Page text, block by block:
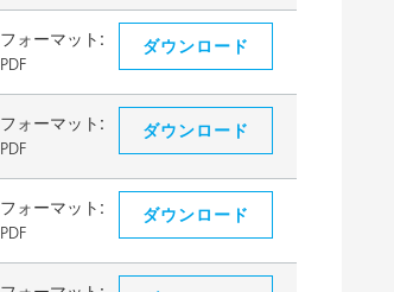
フォーマット:
PDF
ダウンロード
フォーマット:
PDF
ダウンロード
フォーマット:
PDF
ダウンロード